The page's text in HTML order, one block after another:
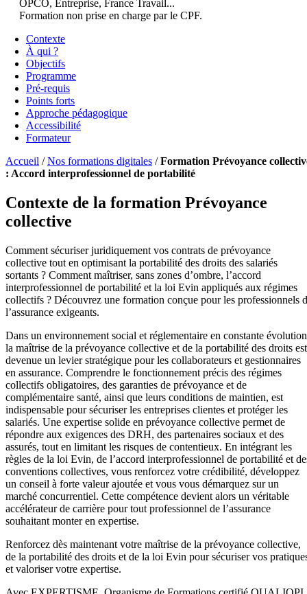
OPCO, Entreprise, France Travail...
Formation non prise en charge par le CPF.
Contexte
À qui ?
Objectifs
Programme
Pré-requis
Points forts
Approche pédagogique
Accessibilité
Formateur
Accueil /Nos formations digitales /Formation Prévoyance
: Accord interprofessionnel de portabilité
Contexte de la formation Prévoyance
collective
Comment sécuriser juridiquement vos contrats de prévoyance
collective tout en optimisant la portabilité des droits des salariés
sortants ? Comment maîtriser, sans zones d’ombre, l’accord
interprofessionnel de portabilité et la loi Evin appliqués aux régimes
collectifs ? Découvrez une formation conçue pour les professionnels
l’assurance exigeants.
Dans un environnement social et réglementaire en constante
la maîtrise de la prévoyance collective et de la portabilité des droits est
devenue un levier stratégique pour les collaborateurs et gestionnaires
en assurance. Comprendre le fonctionnement précis des régimes
collectifs obligatoires, des garanties de prévoyance et de
complémentaire santé, ainsi que leurs conditions de maintien, est
indispensable pour sécuriser les entreprises clientes et protéger les
salariés. Une expertise solide en prévoyance collective permet de
répondre aux exigences des DRH, des partenaires sociaux et des
assurés, tout en limitant les risques de contentieux. En intégrant les
règles de la loi Evin, de l’accord interprofessionnel de portabilité et
conventions collectives, vous renforcez votre crédibilité, développez
un conseil à forte valeur ajoutée et vous vous démarquez sur un
marché concurrentiel. Cette compétence devient alors un véritable
accélérateur de carrière pour tout professionnel de l’assurance
souhaitant monter en expertise.
Renforcez dès maintenant votre maîtrise de la prévoyance collective,
de la portabilité des droits et de la loi Evin pour sécuriser vos
et valoriser votre expertise.